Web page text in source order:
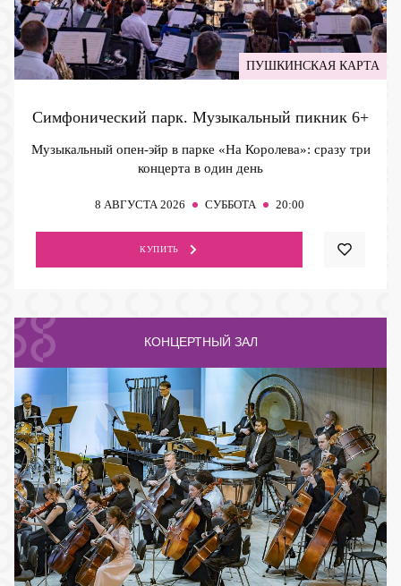
ПУШКИНСКАЯ КАРТА
Симфонический парк. Музыкальный пикник 6+
Музыкальный опен-эйр в парке «На Королева»: сразу три
концерта в один день
8 АВГУСТА 2026 СУББОТА 20:00
КУПИТЬ
КОНЦЕРТНЫЙ ЗАЛ